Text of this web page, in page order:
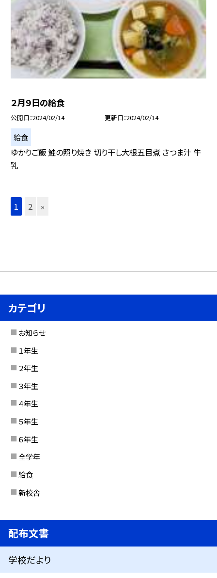
２月９日の給食
公開日 2024/02/14 更新日 2024/02/14
給食
ゆかりご飯 鮭の照り焼き 切り干し大根五目煮 さつま汁 牛
乳
1 2 »
カテゴリ
お知らせ
１年生
２年生
３年生
４年生
５年生
６年生
全学年
給食
新校舎
配布文書
学校だより